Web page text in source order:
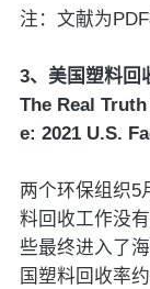
注：文献为
3、美国塑料回
The Real
e: 2021 U.S.
两个环保组织5
料回收工作没
些最终进入了
国塑料回收率